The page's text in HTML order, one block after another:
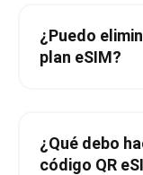
¿Puedo
plan eSIM?
¿Qué debo
código QR